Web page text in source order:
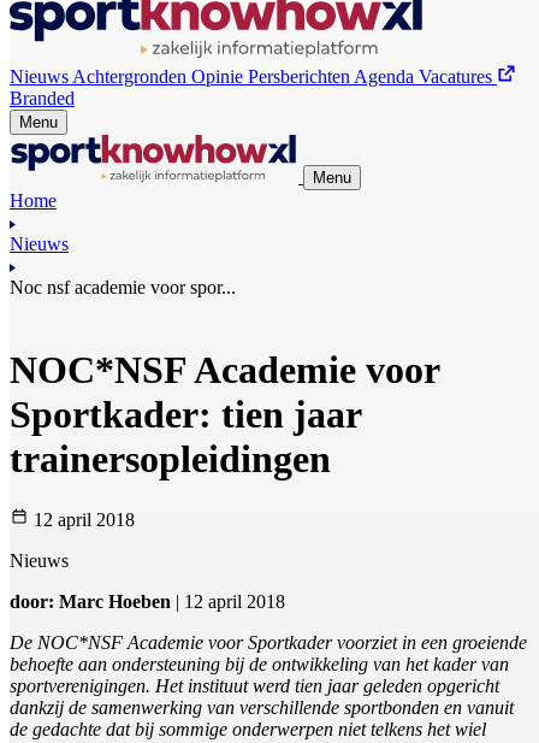
Nieuws Achtergronden Opinie Persberichten Agenda Vacatures
Branded
Menu
Menu
Home
Nieuws
Noc nsf academie voor spor...
NOC*NSF Academie voor
Sportkader: tien jaar
trainersopleidingen
12 april 2018
Nieuws
door: Marc Hoeben | 12 april 2018
De NOC*NSF Academie voor Sportkader voorziet in een groeiende
behoefte aan ondersteuning bij de ontwikkeling van het kader van
sportverenigingen. Het instituut werd tien jaar geleden opgericht
dankzij de samenwerking van verschillende sportbonden en vanuit
de gedachte dat bij sommige onderwerpen niet telkens het wiel